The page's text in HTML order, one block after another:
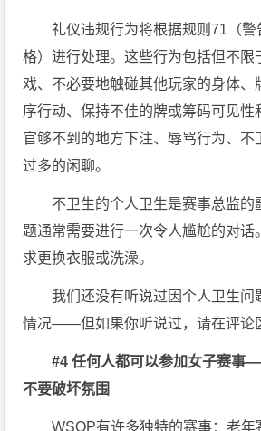
礼仪违规行为将根据规则71（
格）进行处理。这些行为包括但不限
戏、不必要地触碰其他玩家的身体、
序行动、保持不佳的牌或筹码可见性
官够不到的地方下注、辱骂行为、不
过多的闲聊。
不卫生的个人卫生是赛事总监的
题通常需要进行一次令人尴尬的对话
求更换衣服或洗澡。
我们还没有听说过因个人卫生问
情况——但如果你听说过，请在评论
#4 任何人都可以参加女子赛事
不要破坏氛围
WSOP有许多独特的赛事：老年